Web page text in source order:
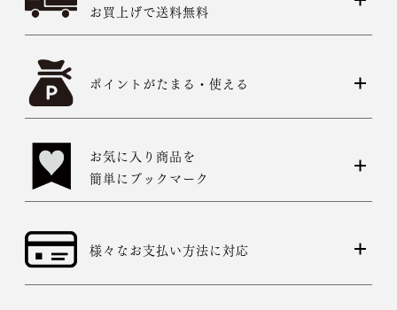
お買上げで送料無料
ポイントがたまる・使える
お気に入り商品を
簡単にブックマーク
様々なお支払い方法に対応